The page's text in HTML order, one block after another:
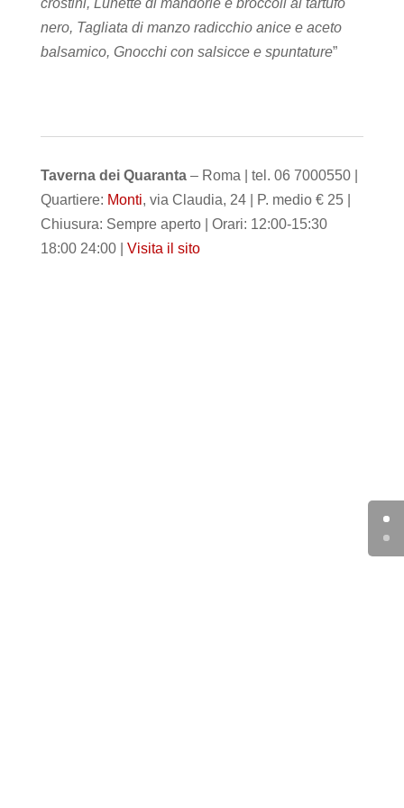
crostini, Lunette di mandorle e broccoli al tartufo
nero, Tagliata di manzo radicchio anice e aceto
balsamico, Gnocchi con salsicce e spuntature”
Taverna dei Quaranta– Roma | tel. 06 7000550 |
Quartiere: Monti, via Claudia, 24 | P. medio € 25 |
Chiusura: Sempre aperto | Orari: 12:00-15:30
18:00 24:00 | Visita il sito